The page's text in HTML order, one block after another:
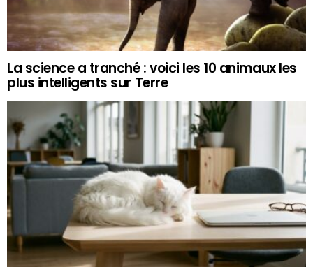
La science a tranché : voici les 10 animaux les
plus intelligents sur Terre